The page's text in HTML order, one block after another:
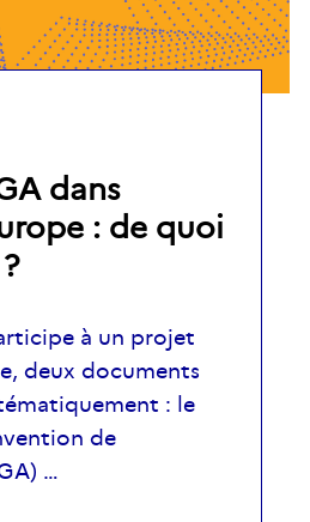
dans
: de quoi
à un projet
deux documents
: le
de
…